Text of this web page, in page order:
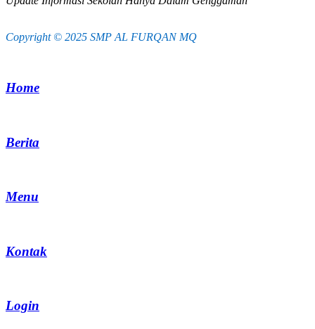
Copyright © 2025 SMP AL FURQAN MQ
Home
Berita
Menu
Kontak
Login